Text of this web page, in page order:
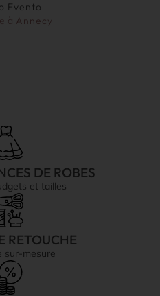
Evento
à Annecy
DE ROBES
et tailles
RETOUCHE
sur-mesure